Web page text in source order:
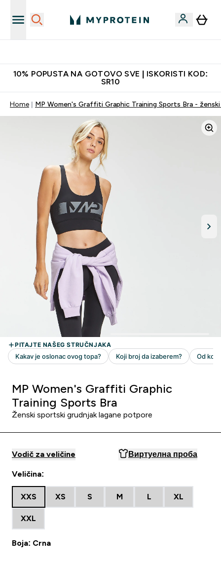
10% POPUSTA NA GOTOVO SVE | ISKORISTI KOD:
SR10
Home MP Women's Graffiti Graphic Training Sports Bra -
MP Women's Graffiti Graphic
Training Sports Bra
Ženski sportski grudnjak lagane potpore
Vodič za veličine Виртуелна проба
Veličina:
XXS XS S M L XL
XXL
Boja: Crna